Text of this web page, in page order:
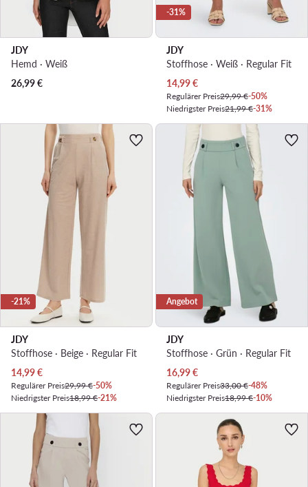
JDY
Hemd · Weiß
26,99€
-31%
JDY
Stoffhose · Weiß · Regular Fit
Aktueller Preis
14,99€
Regulärer Preis29,99 €-50%
Niedrigster Preis21,99 €-31%
-21%
JDY
Stoffhose · Beige · Regular Fit
Aktueller Preis
14,99€
Regulärer Preis29,99 €-50%
Niedrigster Preis18,99 €-21%
Angebot
JDY
Stoffhose · Grün · Regular Fit
Aktueller Preis
16,99€
Regulärer Preis33,00 €-48%
Niedrigster Preis18,99 €-10%